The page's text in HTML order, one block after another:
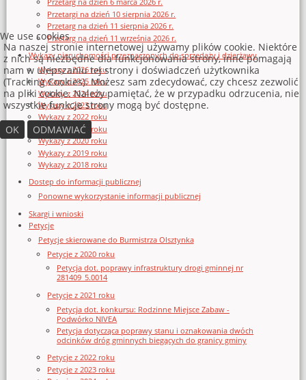
Przetargi na dzień 10 sierpnia 2026 r.
Przetarg na dzień 11 sierpnia 2026 r.
Przetarg na dzień 11 września 2026 r.
Wykazy nieruchomości przeznaczonych do sprzedaży i dzierżawy
Wykazy z 2026 roku
Wykazy z 2025 roku
Wykazy z 2024 roku
Wykazy z 2023 roku
Wykazy z 2022 roku
Wykazy z 2021 roku
Wykazy z 2020 roku
Wykazy z 2019 roku
Wykazy z 2018 roku
Dostęp do informacji publicznej
Ponowne wykorzystanie informacji publicznej
Skargi i wnioski
Petycje
Petycje skierowane do Burmistrza Olsztynka
Petycje z 2020 roku
Petycja dot. poprawy infrastruktury drogi gminnej nr
281409_5.0014
Petycje z 2021 roku
Petycja dot. konkursu: Rodzinne Miejsce Zabaw -
Podwórko NIVEA
Petycja dotycząca poprawy stanu i oznakowania dwóch
odcinków dróg gminnych biegących do granicy gminy
Petycje z 2022 roku
Petycje z 2023 roku
We use cookies
Na naszej stronie internetowej używamy plików cookie. Niektóre
z nich są niezbędne dla funkcjonowania strony, inne pomagają
nam w ulepszaniu tej strony i doświadczeń użytkownika
(Tracking Cookies). Możesz sam zdecydować, czy chcesz zezwolić
na pliki cookie. Należy pamiętać, że w przypadku odrzucenia, nie
wszystkie funkcje strony mogą być dostępne.
OK
ODMAWIAĆ